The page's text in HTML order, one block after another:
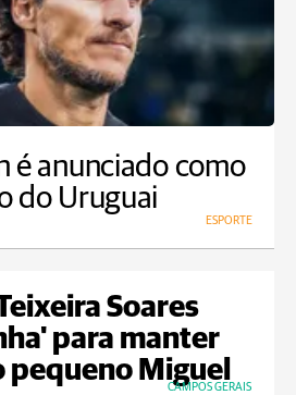
é anunciado como
do Uruguai
ESPORTE
Soares
para manter
pequeno Miguel
CAMPOS GERAIS